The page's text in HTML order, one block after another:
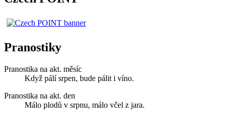
Pranostiky
Pranostika na akt. měsíc
Když pálí srpen, bude pálit i víno.
Pranostika na akt. den
Málo plodů v srpnu, málo včel z jara.